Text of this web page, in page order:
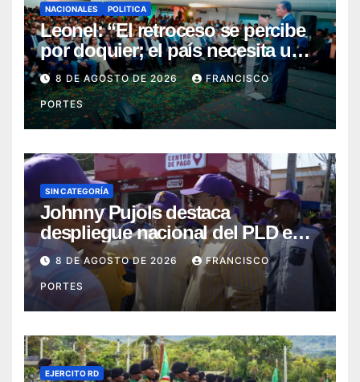
NACIONALES POLITICA
Leonel: “El retroceso se percibe
por doquier; el país necesita un
nuevo rumbo”
8 DE AGOSTO DE 2026 FRANCISCO
PORTES
SIN CATEGORÍA
Johnny Pujols destaca
despliegue nacional del PLD en
segunda jornada de Esfuerzo
Concentrado
8 DE AGOSTO DE 2026 FRANCISCO
PORTES
EJERCITO RD